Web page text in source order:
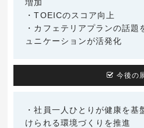
増加
・TOEICのスコア向上
・カフェテリアプランの話題
ュニケーションが活発化
今後の
・社員一人ひとりが健康を
けられる環境づくりを推進